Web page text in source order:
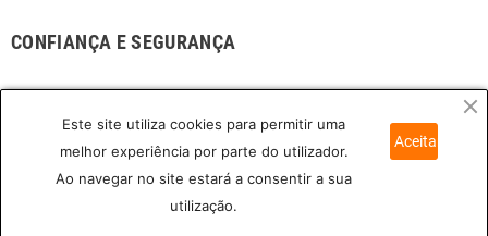
CONFIANÇA E SEGURANÇA
PARCERIAS COMERCIAIS
Nelson Rebelo Soluções Informáticas e Tecnologia
Este site utiliza cookies para permitir uma
melhor experiência por parte do utilizador.
Ao navegar no site estará a consentir a sua
utilização.
Aceitar